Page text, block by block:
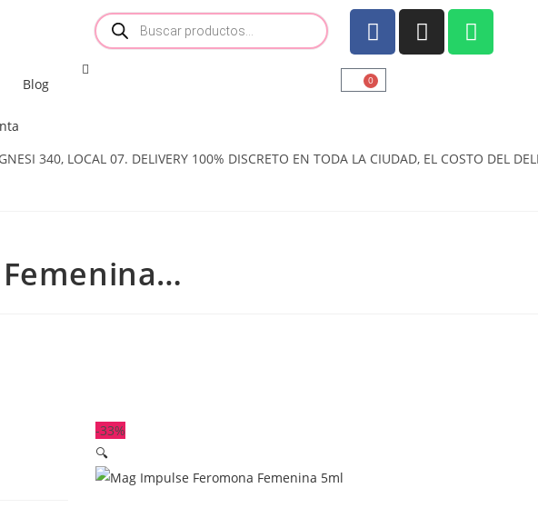
Blog 0
340, LOCAL 07. DELIVERY 100% DISCRETO EN TODA LA CIUDAD, EL COSTO DEL
-33%
🔍